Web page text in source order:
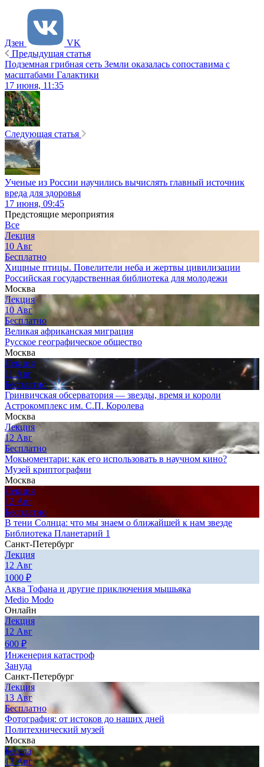
Дзен
VK
Предыдущая статья
Подземная грибная сеть Земли оказалась сопоставима с
масштабами Галактики
17 июня, 11:35
Следующая статья
Ученые из России научились вычислять главный источник
вреда для здоровья
17 июня, 09:45
Предстоящие мероприятия
Все
Лекция
10 Авг
Бесплатно
Хищные птицы. Повелители неба и жертвы цивилизации
Российская государственная библиотека для молодежи
Москва
Лекция
10 Авг
Бесплатно
Великая африканская миграция
Русское географическое общество
Москва
Лекция
11 Авг
Бесплатно
Гринвичская обсерватория — звезды, время и короли
Астрокомплекс им. С.П. Королева
Москва
Лекция
12 Авг
Бесплатно
Мокьюментари: как его использовать в научном кино?
Музей криптографии
Москва
Лекция
12 Авг
Бесплатно
В тени Солнца: что мы знаем о ближайшей к нам звезде
Библиотека Планетарий 1
Санкт-Петербург
Лекция
12 Авг
1000 ₽
Аква Тофана и другие приключения мышьяка
Medio Modo
Онлайн
Лекция
12 Авг
600 ₽
Инженерия катастроф
Зануда
Санкт-Петербург
Лекция
13 Авг
Бесплатно
Фотография: от истоков до наших дней
Политехнический музей
Москва
Беседа
13 Авг